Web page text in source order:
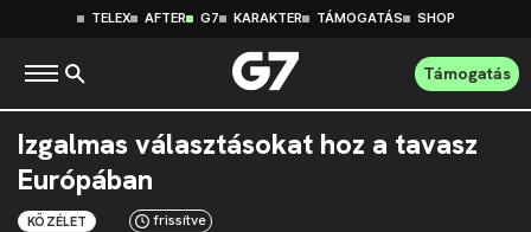
TELEX AFTER G7 KARAKTER TÁMOGATÁS SHOP
Támogatás
Izgalmas választásokat hoz a tavasz
Európában
KÖZÉLET frissítve